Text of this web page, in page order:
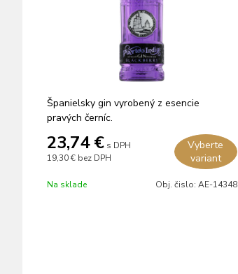
Španielsky gin vyrobený z esencie
pravých černíc.
23,74 € s DPH
19,30 € bez DPH
Vyberte
variant
Na sklade Obj. čislo: AE-14348